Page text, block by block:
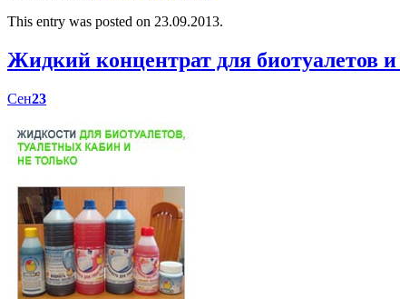
This entry was posted on 23.09.2013.
Жидкий концентрат для
Сен23